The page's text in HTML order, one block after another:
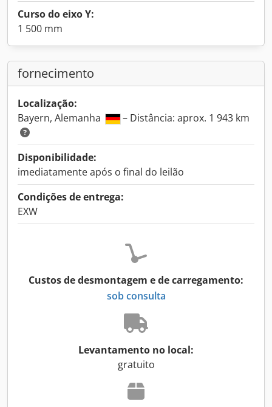
Curso do eixo Y:
1 500 mm
fornecimento
Localização:
Bayern, Alemanha
– Distância: aprox. 1 943 km
Disponibilidade:
imediatamente após o final do leilão
Condições de entrega:
EXW
Custos de desmontagem e de carregamento:
sob consulta
Levantamento no local:
gratuito